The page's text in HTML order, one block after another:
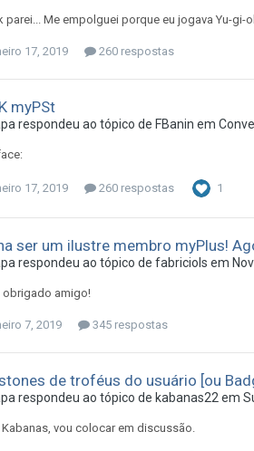
parei... Me empolguei porque eu jogava Yu-gi-
17, 2019 260 respostas
myPSt
respondeu ao tópico de FBanin em
17, 2019 260 respostas 1
ser um ilustre membro myPlus!
respondeu ao tópico defabriciols em
obrigado amigo!
7, 2019 345 respostas
de troféus do usuário [ou
respondeu ao tópico de kabanas22 em
Kabanas, vou colocar em discussão.